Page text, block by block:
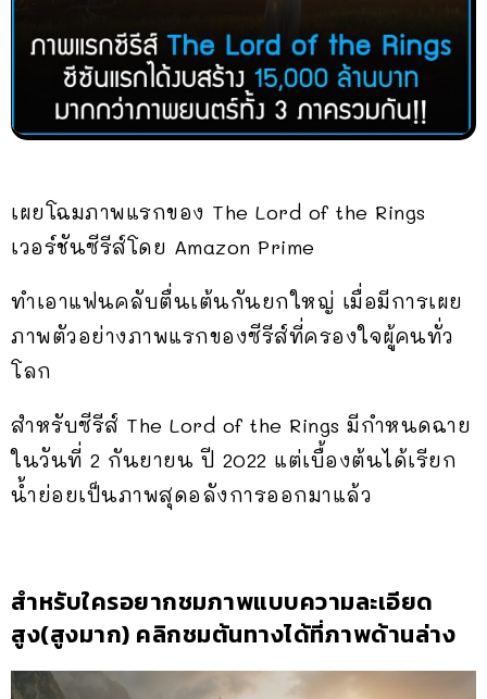
เผยโฉมภาพแรกของ The Lord of the Rings
เวอร์ชันซีรีส์โดย Amazon Prime
ทำเอาแฟนคลับตื่นเต้นกันยกใหญ่ เมื่อมีการเผย
ภาพตัวอย่างภาพแรกของซีรีส์ที่ครองใจผู้คนทั่ว
โลก
สำหรับซีรีส์ The Lord of the Rings มีกำหนดฉาย
ในวันที่ 2 กันยายน ปี 2022 แต่เบื้องต้นได้เรียก
น้ำย่อยเป็นภาพสุดอลังการออกมาแล้ว
สำหรับใครอยากชมภาพแบบความละเอียด
สูง(สูงมาก) คลิกชมต้นทางได้ที่ภาพด้านล่าง